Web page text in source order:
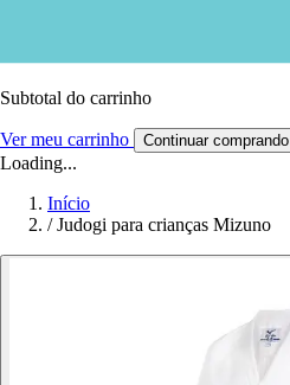
Subtotal do carrinho
Ver meu carrinho Continuar comprando
Loading...
Início
/ Judogi para crianças Mizuno